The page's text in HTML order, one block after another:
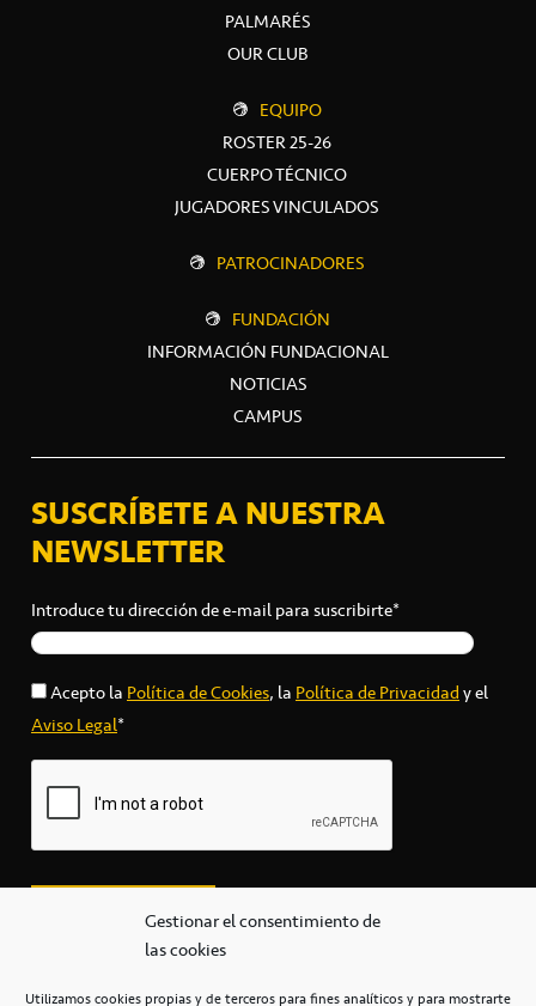
Gestionar el consentimiento de
las cookies
Utilizamos cookies propias y de terceros para fines analíticos y para mostrarte
PALMARÉS
OUR CLUB
EQUIPO
ROSTER 25-26
CUERPO TÉCNICO
JUGADORES VINCULADOS
PATROCINADORES
FUNDACIÓN
INFORMACIÓN FUNDACIONAL
NOTICIAS
CAMPUS
SUSCRÍBETE A NUESTRA
NEWSLETTER
Introduce tu dirección de e-mail para suscribirte*
Acepto laPolítica de Cookies, laPolítica de Privacidady el
Aviso Legal*